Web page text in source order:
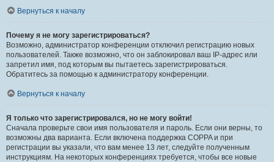
Вернуться к началу
Почему я не могу зарегистрироваться?
Возможно, администратор конференции отключил регистрацию новых
пользователей. Также возможно, что он заблокировал ваш IP-адрес или
запретил имя, под которым вы пытаетесь зарегистрироваться.
Обратитесь за помощью к администратору конференции.
Вернуться к началу
Я только что зарегистрировался, но не могу войти!
Сначала проверьте свои имя пользователя и пароль. Если они верны, то
возможны два варианта. Если включена поддержка COPPA и при
регистрации вы указали, что вам менее 13 лет, следуйте полученным
инструкциям. На некоторых конференциях требуется, чтобы все новые